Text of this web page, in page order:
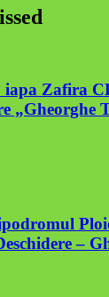
Zafira
„Gheorghe
–